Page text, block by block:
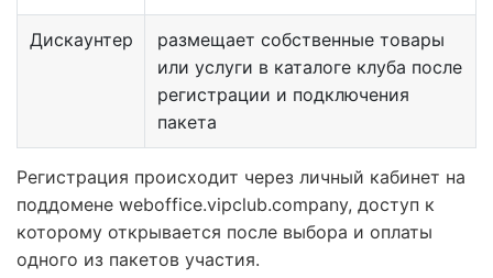
Дискаунтер
размещает собственные товары
или услуги в каталоге клуба после
регистрации и подключения
пакета
Регистрация происходит через личный кабинет на
поддомене weboffice.vipclub.company, доступ к
которому открывается после выбора и оплаты
одного из пакетов участия.